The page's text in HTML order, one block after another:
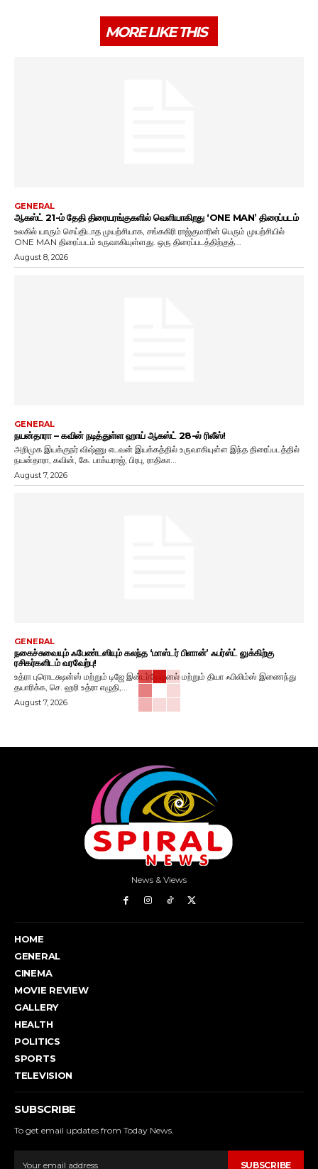
MORE LIKE THIS
GENERAL
ஆகஸ்ட் 21-ம் தேதி திரையரங்குகளில் வெளியாகிறது ‘ONE MAN’ திரைப்படம்
உலகில் யாரும் செய்திடாத முயற்சியாக, சங்ககிரி ராஜ்குமாரின் பெரும் முயற்சியில்
ONE MAN திரைப்படம் உருவாகியுள்ளது. ஒரு திரைப்படத்திற்குத்...
August 8, 2026
GENERAL
நயன்தாரா – கவின் நடித்துள்ள ஹாய் ஆகஸ்ட் 28-ல் ரிலீஸ்!
அறிமுக இயக்குநர் விஷ்ணு எடவன் இயக்கத்தில் உருவாகியுள்ள இந்த திரைப்படத்தில்
நயன்தாரா, கவின், கே. பாக்யராஜ், பிரபு, ராதிகா...
August 7, 2026
GENERAL
நகைச்சுவையும் ஃபேண்டஸியும் கலந்த ‘மாஸ்டர் பிளான்’ ஃபர்ஸ்ட் லுக்கிற்கு
ரசிகர்களிடம் வரவேற்பு!
உத்ரா புரொடக்ஷன்ஸ் மற்றும் டிஜே இன்டர்நேஷனல் மற்றும் தியா ஃபிலிம்ஸ் இணைந்து
தயாரிக்க, செ. ஹரி உத்ரா எழுதி,...
August 7, 2026
News & Views
HOME
GENERAL
CINEMA
MOVIE REVIEW
GALLERY
HEALTH
POLITICS
SPORTS
TELEVISION
SUBSCRIBE
To get email updates from Today News.
SUBSCRIBE